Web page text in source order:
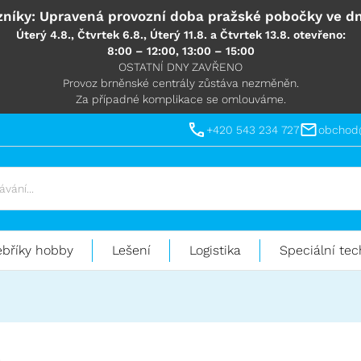
Upravená provozní doba pražské pobočky ve
Úterý 4.8., Čtvrtek 6.8., Úterý 11.8. a Čtvrtek 13.8. otevřeno:
8:00 – 12:00, 13:00 – 15:00
OSTATNÍ DNY ZAVŘENO
Provoz brněnské centrály zůstáva nezměněn.
Za případné komplikace se omlouváme.
+420 543 234 727
hobby Lešení Logistika Speciální